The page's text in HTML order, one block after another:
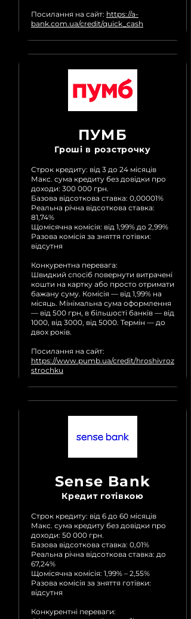
Посилання на сайт: https://a-
bank.com.ua/credit/quick_cash
ПУМБ
Гроші в розстрочку
Строк кредиту: від 3 до 24 місяців
Макс. сума кредиту без довідки про
доходи: 300 000 грн.
Базова відсоткова ставка: 0,00001%
Реальна річна відсоткова ставка:
81,74%
Щомісячна комісія: від 1,99% до 2,99%
Разова комісія за зняття готівки:
відсутня
Конкурентна перевага:
Швидкий спосіб повернути витрачені
кошти на картку або просто отримати
бажану суму. Комісія — від 1,99% на
місяць. Мінімальна сума оформлення
— від 500 грн, в більшості банків — від
1000, від 3000, від 5000. Термін — до
двох років.
Посилання на сайт:
https://www.pumb.ua/credit/hroshivroz
strochku
Sense Bank
Кредит готівкою
Строк кредиту: від 6 до 60 місяців
Макс. сума кредиту без довідки про
доходи: 50 000 грн.
Базова відсоткова ставка: 0,01%
Реальна річна відсоткова ставка: до
67,24%
Щомісячна комісія: 1,99% – 2,55%
Разова комісія за зняття готівки:
відсутня
Конкурентні переваги: